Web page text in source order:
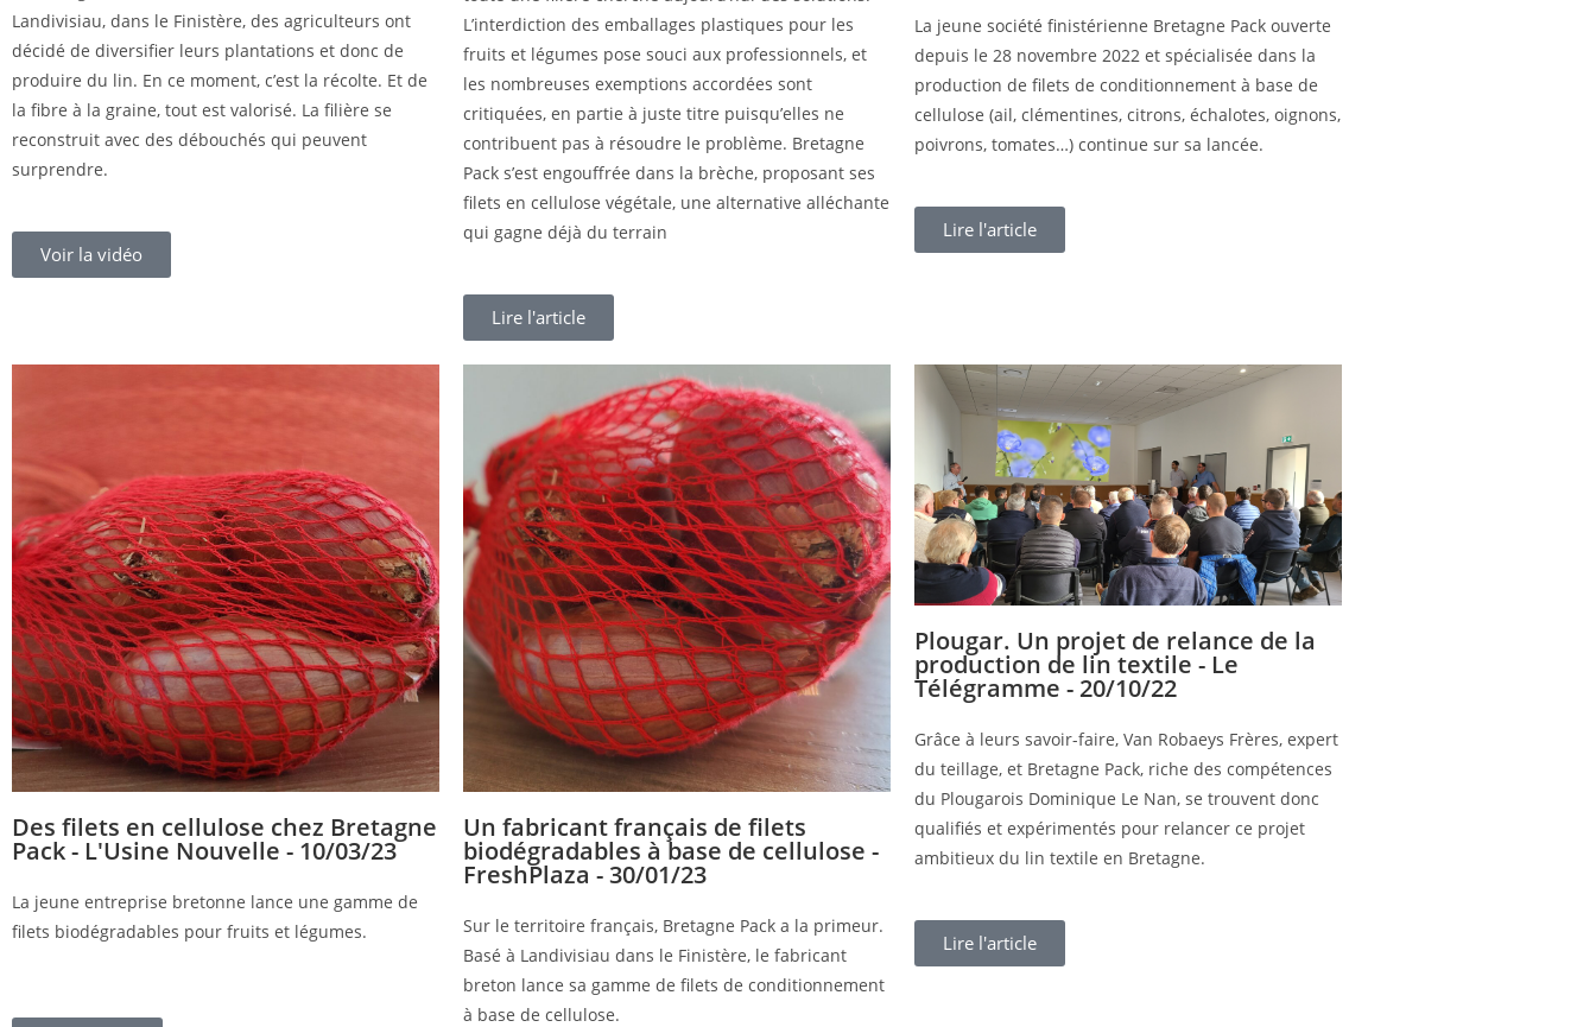
Landivisiau, dans le Finistère, des agriculteurs ont
décidé de diversifier leurs plantations et donc de
produire du lin. En ce moment, c’est la récolte. Et de
la fibre à la graine, tout est valorisé. La filière se
reconstruit avec des débouchés qui peuvent
surprendre.
Voir la vidéo
L’interdiction des emballages plastiques pour les
fruits et légumes pose souci aux professionnels, et
les nombreuses exemptions accordées sont
critiquées, en partie à juste titre puisqu’elles ne
contribuent pas à résoudre le problème. Bretagne
Pack s’est engouffrée dans la brèche, proposant ses
filets en cellulose végétale, une alternative alléchante
qui gagne déjà du terrain
Lire l'article
La jeune société finistérienne Bretagne Pack ouverte
depuis le 28 novembre 2022 et spécialisée dans la
production de filets de conditionnement à base de
cellulose (ail, clémentines, citrons, échalotes, oignons,
poivrons, tomates…) continue sur sa lancée.
Lire l'article
Des filets en cellulose chez Bretagne
Pack - L'Usine Nouvelle - 10/03/23
La jeune entreprise bretonne lance une gamme de
filets biodégradables pour fruits et légumes.
Un fabricant français de filets
biodégradables à base de cellulose -
FreshPlaza - 30/01/23
Sur le territoire français, Bretagne Pack a la primeur.
Basé à Landivisiau dans le Finistère, le fabricant
breton lance sa gamme de filets de conditionnement
à base de cellulose.
Plougar. Un projet de relance de la
production de lin textile - Le
Télégramme - 20/10/22
Grâce à leurs savoir-faire, Van Robaeys Frères, expert
du teillage, et Bretagne Pack, riche des compétences
du Plougarois Dominique Le Nan, se trouvent donc
qualifiés et expérimentés pour relancer ce projet
ambitieux du lin textile en Bretagne.
Lire l'article